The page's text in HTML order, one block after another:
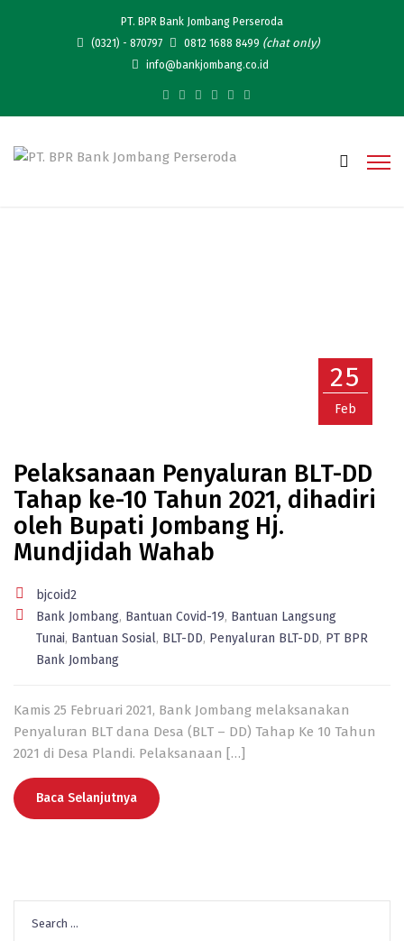
PT. BPR Bank Jombang Perseroda
(0321) - 870797
0812 1688 8499 (chat only)
info@bankjombang.co.id
25
Feb
Pelaksanaan Penyaluran BLT-DD
Tahap ke-10 Tahun 2021, dihadiri
oleh Bupati Jombang Hj.
Mundjidah Wahab
bjcoid2
Bank Jombang, Bantuan Covid-19, Bantuan Langsung
Tunai, Bantuan Sosial, BLT-DD, Penyaluran BLT-DD, PT BPR
Bank Jombang
Kamis 25 Februari 2021, Bank Jombang melaksanakan
Penyaluran BLT dana Desa (BLT – DD) Tahap Ke 10 Tahun
2021 di Desa Plandi. Pelaksanaan […]
Baca Selanjutnya
for: